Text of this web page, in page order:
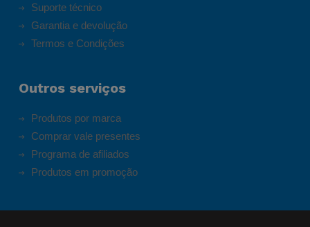
Suporte técnico
Garantia e devolução
Termos e Condições
Outros serviços
Produtos por marca
Comprar vale presentes
Programa de afiliados
Produtos em promoção